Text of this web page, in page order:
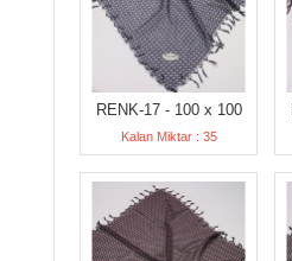
RENK-17 - 100 x 100
Kalan Miktar : 35